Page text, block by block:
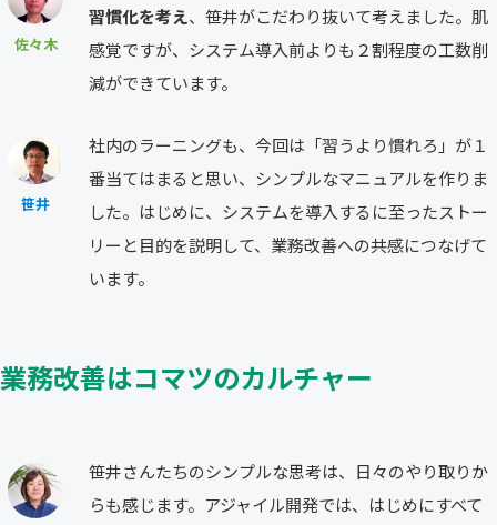
佐々木
習慣化を考え、笹井がこだわり抜いて考えました。肌
感覚ですが、システム導入前よりも２割程度の工数削
減ができています。
笹井
社内のラーニングも、今回は「習うより慣れろ」が１
番当てはまると思い、シンプルなマニュアルを作りま
した。はじめに、システムを導入するに至ったストー
リーと目的を説明して、業務改善への共感につなげて
います。
業務改善はコマツのカルチャー
笹井さんたちのシンプルな思考は、日々のやり取りか
らも感じます。アジャイル開発では、はじめにすべて